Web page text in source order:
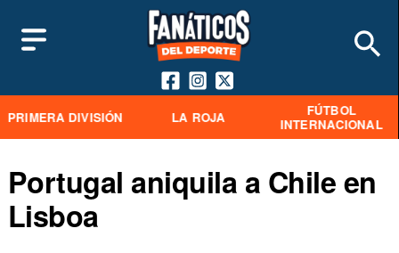
PRIMERA DIVISIÓN LA ROJA
FÚTBOL
INTERNACIONAL
Portugal aniquila a Chile en
Lisboa